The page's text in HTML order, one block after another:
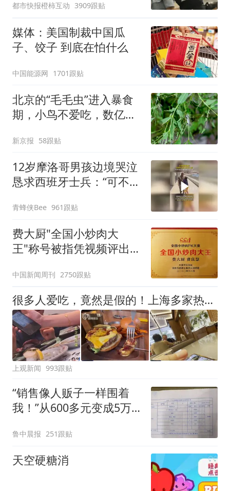
拒绝登机决定由航司作
出；亲历者：曾承诺免费
改签但没兑现
都市快报橙柿互动 3909跟贴
媒体：美国制裁中国瓜
子、饺子 到底在怕什么
中国能源网 1701跟贴
北京的“毛毛虫”进入暴食
期，小鸟不爱吃，数亿头
新京报 58跟贴
12岁摩洛哥男孩边境哭泣
恳求西班牙士兵：“可不可
青蜂侠Bee 961跟贴
费大厨"全国小炒肉大
王"称号被指凭视频评出
中国新闻周刊 2750跟贴
很多人爱吃，竟然是假的！上海多家热门餐饮店被曝光，网友热议
上观新闻 993跟贴
“销售像人贩子一样围着
我！”从600多元变成5万
后眼睛肿到流泪、视物模
糊
鲁中晨报 251跟贴
天空硬糖消